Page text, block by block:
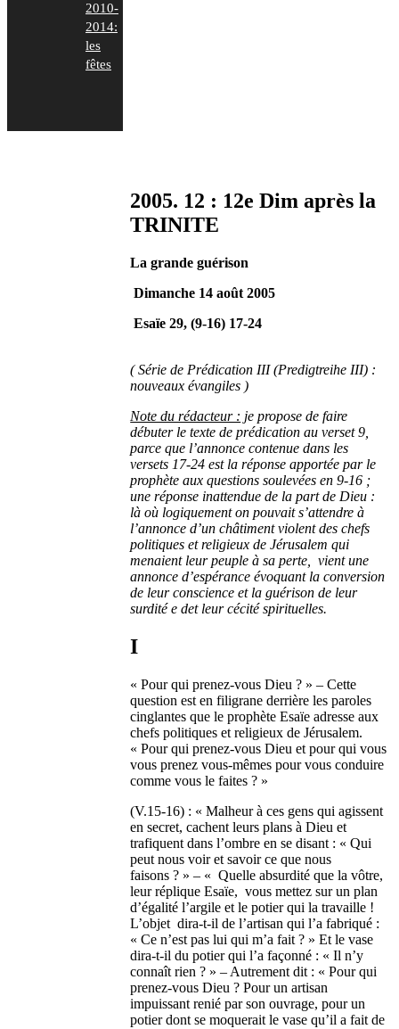
2005. 12 : 12e Dim après la
TRINITE
La grande guérison
Dimanche 14 août 2005
Esaïe 29, (9-16) 17-24
( Série de Prédication III (Predigtreihe III) :
nouveaux évangiles )
Note du rédacteur : je propose de faire
débuter le texte de prédication au verset 9,
parce que l’annonce contenue dans les
versets 17-24 est la réponse apportée par le
prophète aux questions soulevées en 9-16 ;
une réponse inattendue de la part de Dieu :
là où logiquement on pouvait s’attendre à
l’annonce d’un châtiment violent des chefs
politiques et religieux de Jérusalem qui
menaient leur peuple à sa perte, vient une
annonce d’espérance évoquant la conversion
de leur conscience et la guérison de leur
surdité e det leur cécité spirituelles.
I
« Pour qui prenez-vous Dieu ? » – Cette
question est en filigrane derrière les paroles
cinglantes que le prophète Esaïe adresse aux
chefs politiques et religieux de Jérusalem.
« Pour qui prenez-vous Dieu et pour qui vous
vous prenez vous-mêmes pour vous conduire
comme vous le faites ? »
(V.15-16) : « Malheur à ces gens qui agissent
en secret, cachent leurs plans à Dieu et
trafiquent dans l’ombre en se disant : « Qui
peut nous voir et savoir ce que nous
faisons ? » – « Quelle absurdité que la vôtre,
leur réplique Esaïe, vous mettez sur un plan
d’égalité l’argile et le potier qui la travaille !
L’objet dira-t-il de l’artisan qui l’a fabriqué :
« Ce n’est pas lui qui m’a fait ? » Et le vase
dira-t-il du potier qui l’a façonné : « Il n’y
connaît rien ? » – Autrement dit : « Pour qui
prenez-vous Dieu ? Pour un artisan
impuissant renié par son ouvrage, pour un
potier dont se moquerait le vase qu’il a fait de
2010-
2014:
les
fêtes